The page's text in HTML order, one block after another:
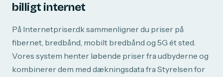
billigt internet
På Internetpriser.dk sammenligner du priser på
fibernet, bredbånd, mobilt bredbånd og 5G ét sted.
Vores system henter løbende priser fra udbyderne og
kombinerer dem med dækningsdata fra Styrelsen for